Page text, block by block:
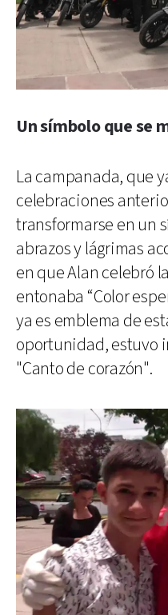
Un símbolo que se
La campanada, que
celebraciones
transformarse en un
abrazos y lágrimas
en que Alan celebró
entonaba “Color
ya es emblema de
oportunidad, estuvo
"Canto de corazón".